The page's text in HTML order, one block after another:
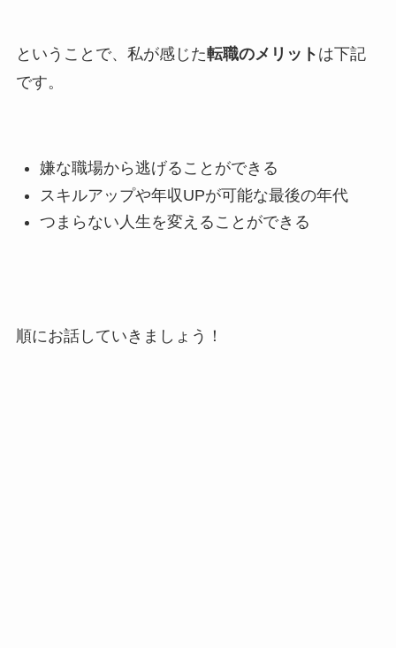
ということで、私が感じた転職のメリット は下記
です。
嫌な職場から逃げることができる
スキルアップや年収UPが可能な最後の年代
つまらない人生を変えることができる
順にお話していきましょう！